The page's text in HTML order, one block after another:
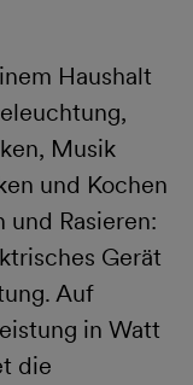
Haushalt
Musik
und Kochen
Rasieren:
Gerät
Auf
in Watt
die